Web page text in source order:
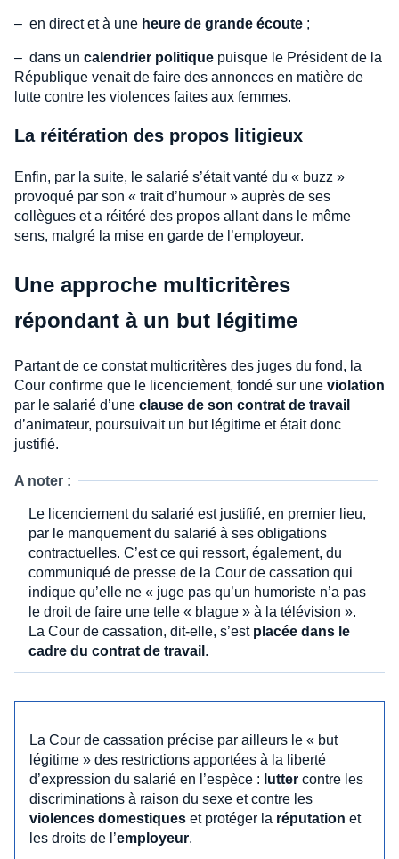
– en direct et à une heure de grande écoute ;
– dans un calendrier politique puisque le Président de la
République venait de faire des annonces en matière de
lutte contre les violences faites aux femmes.
La réitération des propos litigieux
Enfin, par la suite, le salarié s’était vanté du « buzz »
provoqué par son « trait d’humour » auprès de ses
collègues et a réitéré des propos allant dans le même
sens, malgré la mise en garde de l’employeur.
Une approche multicritères
répondant à un but légitime
Partant de ce constat multicritères des juges du fond, la
Cour confirme que le licenciement, fondé sur une violation
par le salarié d’une clause de son contrat de travail
d’animateur, poursuivait un but légitime et était donc
justifié.
A noter :
Le licenciement du salarié est justifié, en premier lieu,
par le manquement du salarié à ses obligations
contractuelles. C’est ce qui ressort, également, du
communiqué de presse de la Cour de cassation qui
indique qu’elle ne « juge pas qu’un humoriste n’a pas
le droit de faire une telle « blague » à la télévision ».
La Cour de cassation, dit-elle, s’est placée dans le
cadre du contrat de travail .
La Cour de cassation précise par ailleurs le « but
légitime » des restrictions apportées à la liberté
d’expression du salarié en l’espèce : lutter contre les
discriminations à raison du sexe et contre les
violences domestiques et protéger la réputation et
les droits de l’employeur.